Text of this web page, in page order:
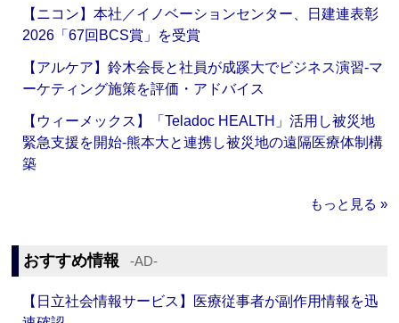
【ニコン】本社／イノベーションセンター、日建連表彰
2026「67回BCS賞」を受賞
【アルケア】鈴木会長と社員が成蹊大でビジネス演習‐マ
ーケティング施策を評価・アドバイス
【ウィーメックス】「Teladoc HEALTH」活用し被災地
緊急支援を開始‐熊本大と連携し被災地の遠隔医療体制構
築
もっと見る »
おすすめ情報 ‐AD‐
【日立社会情報サービス】医療従事者が副作用情報を迅